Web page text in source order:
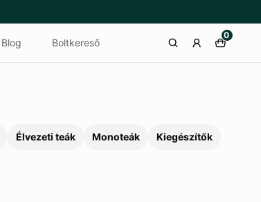
Blog Boltkereső
0
Élvezeti teák Monoteák Kiegészítők